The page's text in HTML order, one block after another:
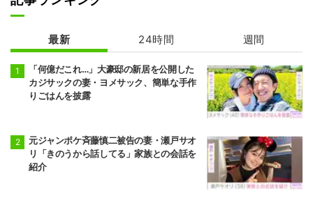
最新 24時間 週間
「何億だこれ…」大豪邸の新居を公開した
カジサックの妻・ヨメサック、簡単な手作
りごはんを披露
元ジャンポケ斉藤慎二被告の妻・瀬戸サオ
リ「きのうから話してる」家族との会話を
紹介